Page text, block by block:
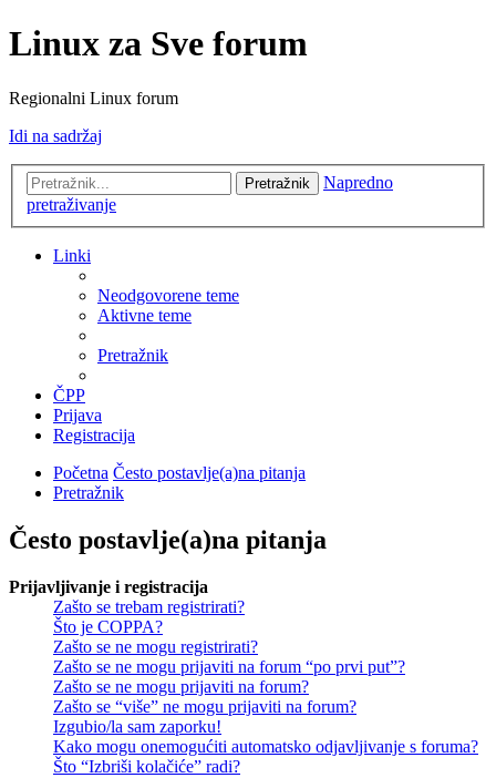
Linux za Sve forum
Regionalni Linux forum
Idi na sadržaj
Pretražnik
Napredno
pretraživanje
Linki
Neodgovorene teme
Aktivne teme
Pretražnik
ČPP
Prijava
Registracija
Početna Često postavlje(a)na pitanja
Pretražnik
Često postavlje(a)na pitanja
Prijavljivanje i registracija
Zašto se trebam registrirati?
Što je COPPA?
Zašto se ne mogu registrirati?
Zašto se ne mogu prijaviti na forum “po prvi put”?
Zašto se ne mogu prijaviti na forum?
Zašto se “više” ne mogu prijaviti na forum?
Izgubio/la sam zaporku!
Kako mogu onemogućiti automatsko odjavljivanje s foruma?
Što “Izbriši kolačiće” radi?